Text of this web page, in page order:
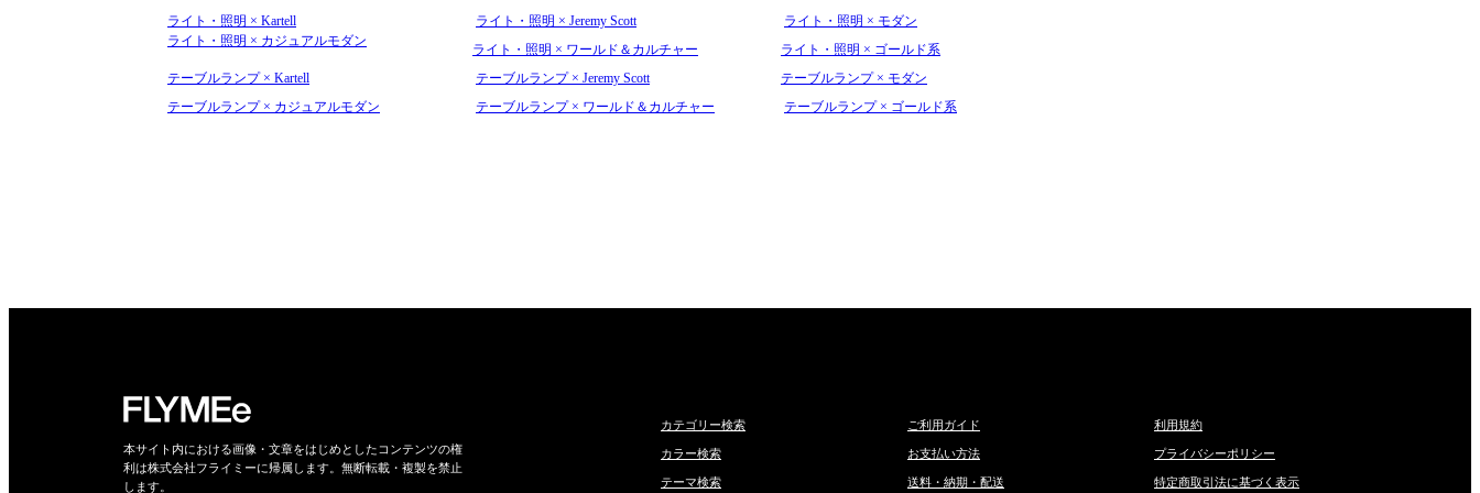
ライト・照明 × Kartell ライト・照明 × Jeremy Scott
ライト・照明 × モダン
ライト・照明 × カジュアルモダン
ライト・照明 × ワールド＆カルチャー
ライト・照明 × ゴールド系
テーブルランプ × Kartell
テーブルランプ × Jeremy Scott
テーブルランプ × モダン
テーブルランプ × カジュアルモダン
テーブルランプ × ワールド＆カルチャー テーブルランプ × ゴールド系
本サイト内における画像・文章をはじめとしたコンテンツの権
利は株式会社フライミーに帰属します。無断転載・複製を禁止
します。
カテゴリー検索
カラー検索
テーマ検索
ご利用ガイド
お支払い方法
送料・納期・配送
利用規約
プライバシーポリシー
特定商取引法に基づく表示